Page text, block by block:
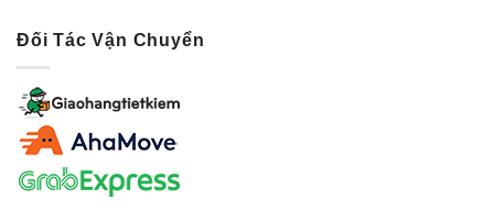
Đối Tác Vận Chuyển